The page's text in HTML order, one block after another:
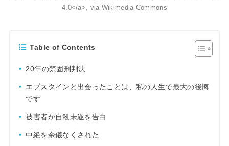
4.0</a>, via Wikimedia Commons
Table of Contents
20年の禁固刑判決
エプスタインと出会ったことは、私の人生で最大の後悔
です
被害者が自殺未遂を告白
中絶を余儀なくされた